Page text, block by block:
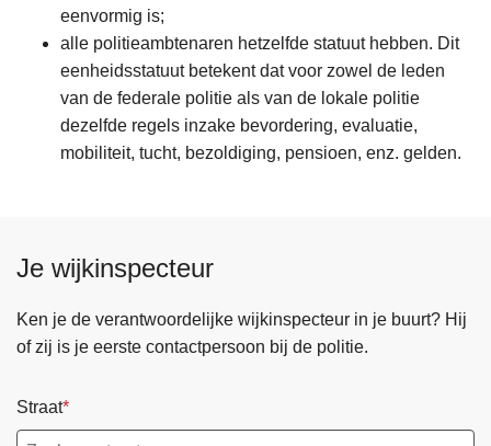
eenvormig is;
alle politieambtenaren hetzelfde statuut hebben. Dit
eenheidsstatuut betekent dat voor zowel de leden
van de federale politie als van de lokale politie
dezelfde regels inzake bevordering, evaluatie,
mobiliteit, tucht, bezoldiging, pensioen, enz. gelden.
Je wijkinspecteur
Ken je de verantwoordelijke wijkinspecteur in je buurt? Hij
of zij is je eerste contactpersoon bij de politie.
Straat